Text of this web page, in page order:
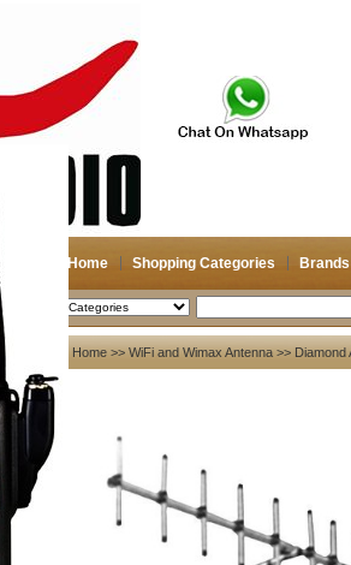
Home Shopping Categories Brands
Search
Home >> WiFi and Wimax Antenna >> Diamond